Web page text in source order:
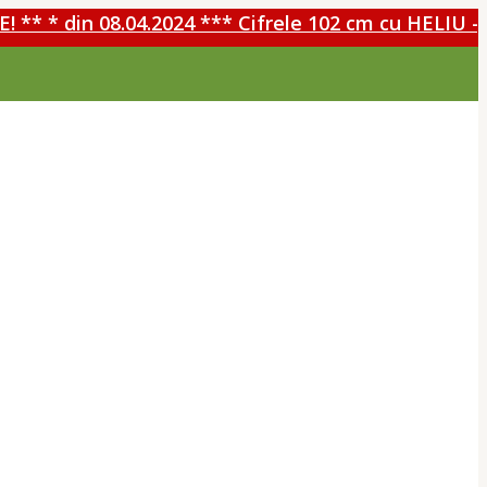
* din 08.04.2024 *** Cifrele 102 cm cu HELIU - 30%